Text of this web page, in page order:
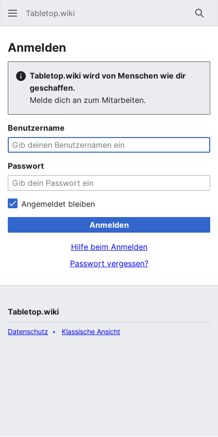
Tabletop.wiki
Anmelden
Tabletop.wiki wird von Menschen wie dir
geschaffen.
Melde dich an zum Mitarbeiten.
Benutzername
Passwort
Angemeldet bleiben
Anmelden
Hilfe beim Anmelden
Passwort vergessen?
Tabletop.wiki
Datenschutz Klassische Ansicht